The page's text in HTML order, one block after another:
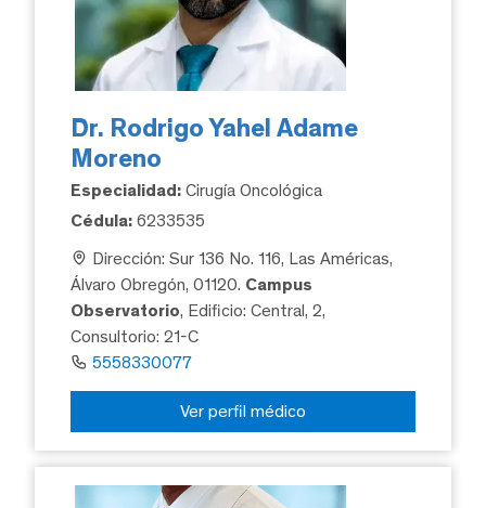
Dr. Rodrigo Yahel Adame
Moreno
Especialidad: Cirugía Oncológica
Cédula: 6233535
Dirección: Sur 136 No. 116, Las Américas,
Álvaro Obregón, 01120. Campus
Observatorio, Edificio: Central, 2,
Consultorio: 21-C
5558330077
Ver perfil médico